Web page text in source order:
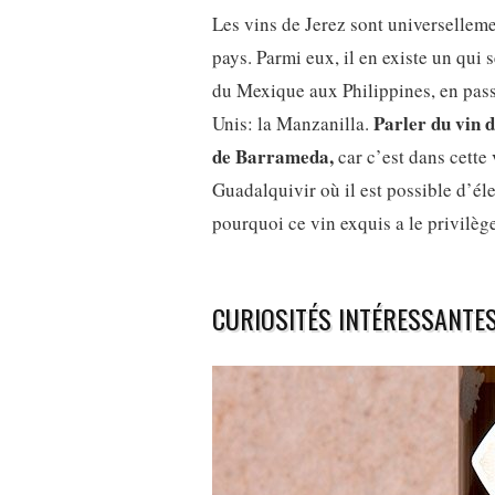
Les vins de Jerez sont
pays. Parmi eux, il en existe un qui
du Mexique aux Philippines, en
Unis: la Manzanilla. Parler du vin
de Barrameda,car c’est dans
Guadalquivir où il est possible
pourquoi ce vin exquis a le
CURIOSITÉS